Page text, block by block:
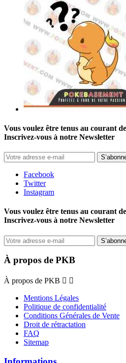
Vous voulez être tenus au courant
Inscrivez-vous à notre Newsletter
Facebook
Twitter
Instagram
Vous voulez être tenus au courant
Inscrivez-vous à notre Newsletter
À propos de PKB
À propos de PKB  
Mentions Légales
Politique de confidentialité
Conditions Générales de Vente
Droit de rétractation
FAQ
Sitemap